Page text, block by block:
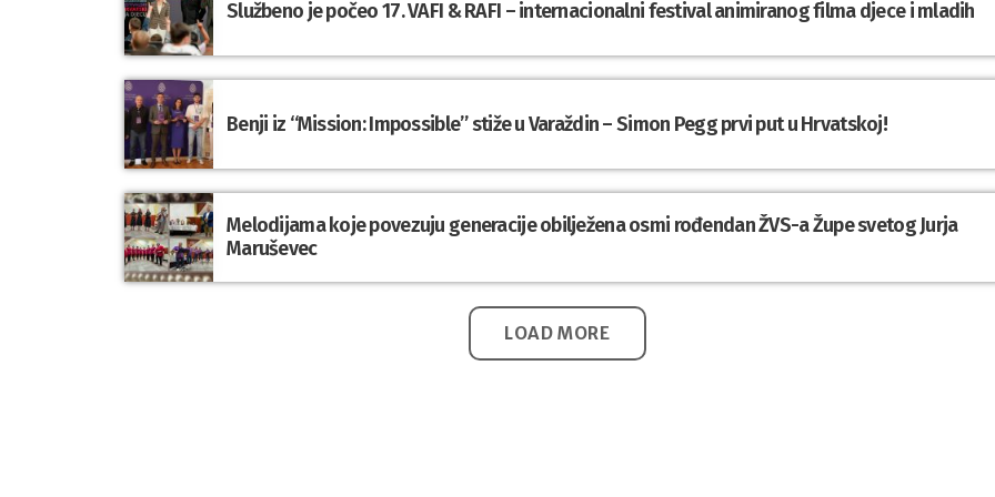
Službeno je počeo 17. VAFI & RAFI – internacionalni festival animiranog filma djece i mladih
Benji iz “Mission: Impossible” stiže u Varaždin – Simon Pegg prvi put u Hrvatskoj!
Melodijama koje povezuju generacije obilježena osmi rođendan ŽVS-a Župe svetog Jurja
Maruševec
LOAD MORE